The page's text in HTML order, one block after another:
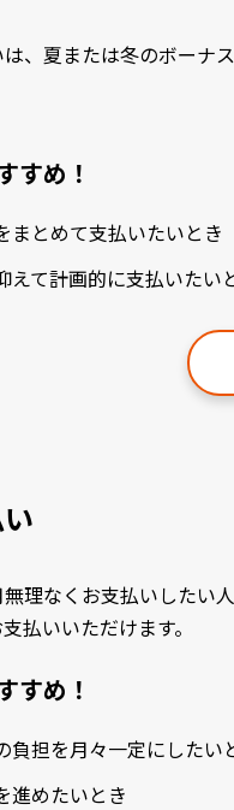
、夏または冬のボーナ
すめ！
まとめて支払いたいとき
えて計画的に支払いたい
理なくお支払いしたい
払いいただけます。
すめ！
負担を月々一定にしたい
進めたいとき